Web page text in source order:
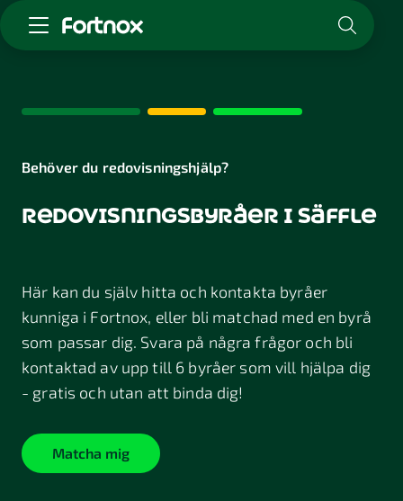
Skaffa Fortnox
Kunskap & inspiration
Logga in
Karriär
Kontakt
Behöver du redovisningshjälp?
redovisningsbyråer i säffle
Här kan du själv hitta och kontakta byråer
kunniga i Fortnox, eller bli matchad med en byrå
som passar dig. Svara på några frågor och bli
kontaktad av upp till 6 byråer som vill hjälpa dig
- gratis och utan att binda dig!
Matcha mig